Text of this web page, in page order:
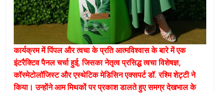
कार्यक्रम में पिंपल और त्वचा के प्रति आत्मविश्वास के बारे में एक
इंटरैक्टिव पैनल चर्चा हुई, जिसका नेतृत्व प्रसिद्ध त्वचा विशेषज्ञ,
कॉस्मेटोलॉजिस्ट और एस्थेटिक मेडिसिन एक्सपर्ट डॉ. रश्मि शेट्टी ने
किया। उन्होंने आम मिथकों पर प्रकाश डालते हुए समग्र देखभाल के